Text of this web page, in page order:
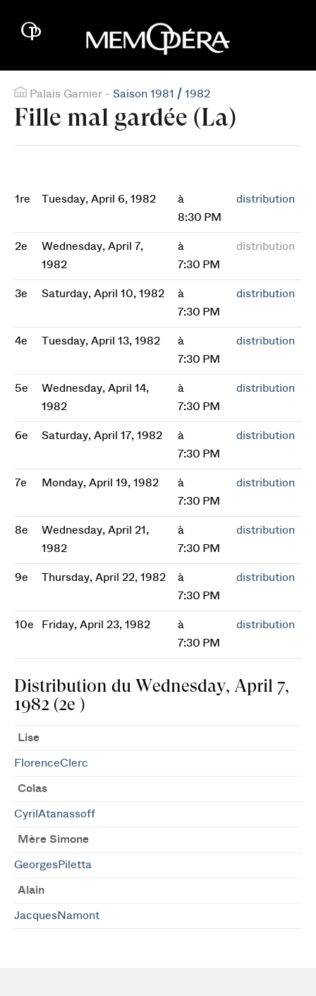
Palais Garnier - Saison 1981 / 1982
Fille mal gardée (La)
1re Tuesday, April 6, 1982
à
8:30 PM
distribution
2e
Wednesday, April 7,
1982
à
7:30 PM
distribution
3e Saturday, April 10, 1982
à
7:30 PM
distribution
4e Tuesday, April 13, 1982
à
7:30 PM
distribution
5e
Wednesday, April 14,
1982
à
7:30 PM
distribution
6e Saturday, April 17, 1982
à
7:30 PM
distribution
7e Monday, April 19, 1982
à
7:30 PM
distribution
8e
Wednesday, April 21,
1982
à
7:30 PM
distribution
9e Thursday, April 22, 1982
à
7:30 PM
distribution
10e Friday, April 23, 1982
à
7:30 PM
distribution
Distribution du Wednesday, April 7,
1982 (2e )
Lise
FlorenceClerc
Colas
CyrilAtanassoff
Mère Simone
GeorgesPiletta
Alain
JacquesNamont